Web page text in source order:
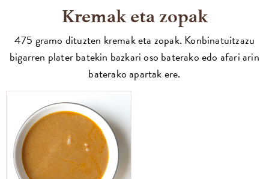
Kremak eta zopak
475 gramo dituzten kremak eta zopak. Konbinatuitzazu
bigarren plater batekin bazkari oso baterako edo afari arin
baterako apartak ere.